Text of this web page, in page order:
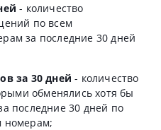
- количество
по всем
за последние 30 дней
за 30 дней - количество
обменялись хотя бы
последние 30 дней по
номерам;